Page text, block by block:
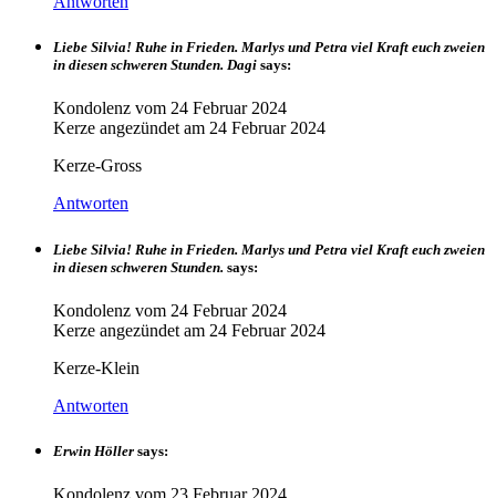
Liebe Silvia! Ruhe in Frieden. Marlys und Petra viel Kraft euch zweien
in diesen schweren Stunden. Dagi says:
Kondolenz vom 24 Februar 2024
Kerze angezündet am 24 Februar 2024
Kerze-Gross
Antworten
Liebe Silvia! Ruhe in Frieden. Marlys und Petra viel Kraft euch zweien
in diesen schweren Stunden. says:
Kondolenz vom 24 Februar 2024
Kerze angezündet am 24 Februar 2024
Kerze-Klein
Antworten
Erwin Höller says: